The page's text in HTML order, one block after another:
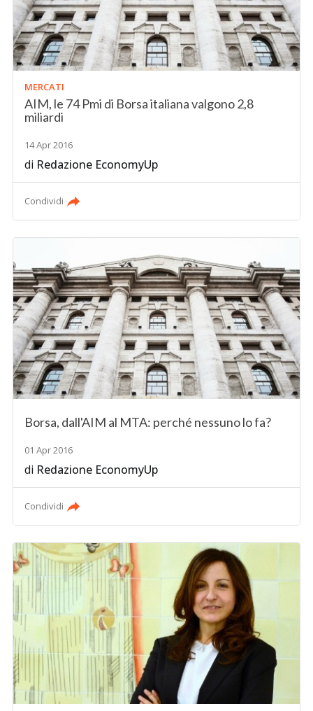
MERCATI
AIM, le 74 Pmi di Borsa italiana valgono 2,8
miliardi
14 Apr 2016
di Redazione EconomyUp
Condividi
Borsa, dall'AIM al MTA: perché nessuno lo fa?
01 Apr 2016
di Redazione EconomyUp
Condividi